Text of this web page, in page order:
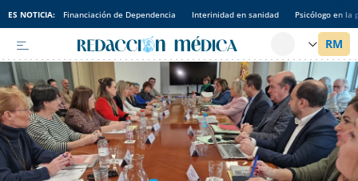
ES NOTICIA: Financiación de Dependencia Interinidad en sanidad Psicólogo en la